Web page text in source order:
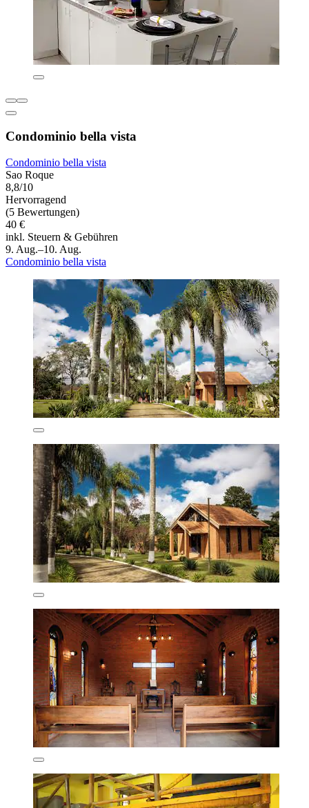
Condominio bella vista
Condominio bella vista
Sao Roque
8,8/10
Hervorragend
(5 Bewertungen)
40 €
inkl. Steuern & Gebühren
9. Aug.–10. Aug.
Condominio bella vista